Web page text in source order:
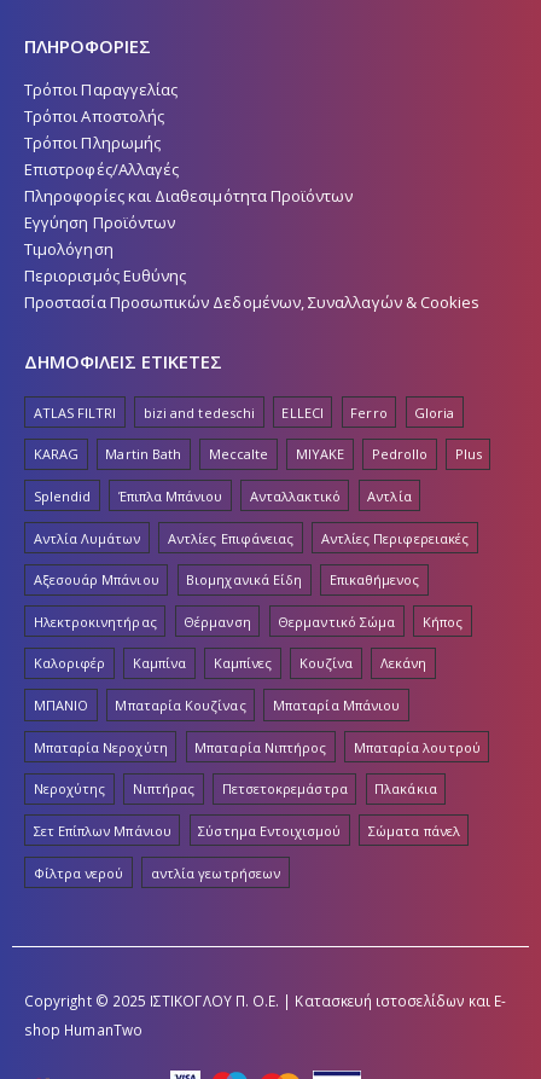
ΠΛΗΡΟΦΟΡΙΕΣ
Τρόποι Παραγγελίας
Τρόποι Αποστολής
Τρόποι Πληρωμής
Επιστροφές/Αλλαγές
Πληροφορίες και Διαθεσιμότητα Προϊόντων
Εγγύηση Προϊόντων
Τιμολόγηση
Περιορισμός Ευθύνης
Προστασία Προσωπικών Δεδομένων, Συναλλαγών & Cookies
ΔΗΜΟΦΙΛΕΙΣ ΕΤΙΚΕΤΕΣ
ATLAS FILTRI bizi and tedeschi ELLECI Ferro Gloria
KARAG Martin Bath Meccalte MIYAKE Pedrollo Plus
Splendid Έπιπλα Μπάνιου Ανταλλακτικό Αντλία
Αντλία Λυμάτων Αντλίες Επιφάνειας Αντλίες Περιφερειακές
Αξεσουάρ Μπάνιου Βιομηχανικά Είδη Επικαθήμενος
Ηλεκτροκινητήρας Θέρμανση Θερμαντικό Σώμα Κήπος
Καλοριφέρ Καμπίνα Καμπίνες Κουζίνα Λεκάνη
ΜΠΑΝΙΟ Μπαταρία Κουζίνας Μπαταρία Μπάνιου
Μπαταρία Νεροχύτη Μπαταρία Νιπτήρος Μπαταρία λουτρού
Νεροχύτης Νιπτήρας Πετσετοκρεμάστρα Πλακάκια
Σετ Επίπλων Μπάνιου Σύστημα Εντοιχισμού Σώματα πάνελ
Φίλτρα νερού αντλία γεωτρήσεων
Copyright © 2025 ΙΣΤΙΚΟΓΛΟΥ Π. Ο.Ε. | Κατασκευή ιστοσελίδων και E-
shop HumanTwo